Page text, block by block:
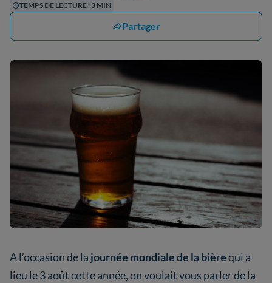
TEMPS DE LECTURE : 3 MIN
Partager
A l’occasion de la journée mondiale de la bièrequi a
lieu le 3 août cette année, on voulait vous parler de la